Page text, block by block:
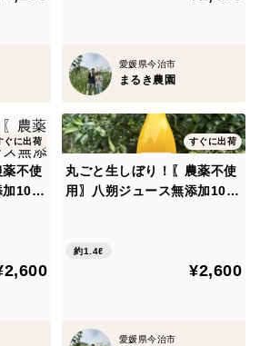
愛媛県今治市
まるき農園
ぐに出荷
不使
加10
本
すぐに出荷
丸ごと生しぼり！〖農薬不使
用〗八朔ジュース無添加10
約1.4ℓ
¥2,600
愛媛県今治市